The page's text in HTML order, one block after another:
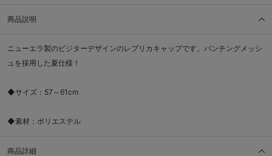
商品説明
ニューエラ製のビジターデザインのレプリカキャップです。パンチングメッシ
ュを採用した夏仕様！
◆サイズ：57～61cm
◆素材：ポリエステル
商品詳細